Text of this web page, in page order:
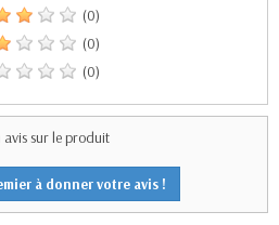
(0)
(0)
(0)
avis sur le produit
à donner votre avis !